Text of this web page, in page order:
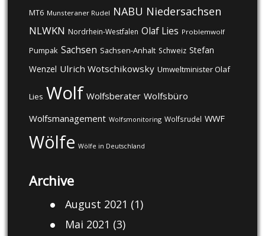
MT6 Munsteraner Rudel NABU Niedersachsen
NLWKN Nordrhein-Westfalen Olaf Lies Problemwolf
Pumpak Sachsen Sachsen-Anhalt Schweiz Stefan
Wenzel Ulrich Wotschikowsky Umweltminister Olaf
Lies Wolf Wolfsberater Wolfsbüro
Wolfsmanagement Wolfsmonitoring Wolfsrudel WWF
Wölfe Wölfe in Deutschland
Archive
August 2021 (1)
Mai 2021 (3)